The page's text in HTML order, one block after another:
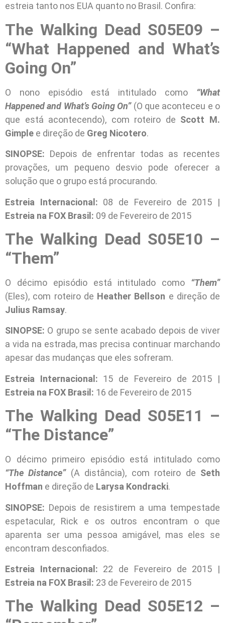
estreia tanto nos EUA quanto no Brasil. Confira:
The Walking Dead S05E09 –
“What Happened and What’s
Going On”
O nono episódio está intitulado como “What
Happened and What’s Going On”(O que aconteceu e o
que está acontecendo), com roteiro de Scott M.
Gimple e direção de Greg Nicotero.
SINOPSE: Depois de enfrentar todas as recentes
provações, um pequeno desvio pode oferecer a
solução que o grupo está procurando.
Estreia Internacional: 08 de Fevereiro de 2015 |
Estreia na FOX Brasil: 09 de Fevereiro de 2015
The Walking Dead S05E10 –
“Them”
O décimo episódio está intitulado como “Them”
(Eles), com roteiro de Heather Bellson e direção de
Julius Ramsay.
SINOPSE: O grupo se sente acabado depois de viver
a vida na estrada, mas precisa continuar marchando
apesar das mudanças que eles sofreram.
Estreia Internacional: 15 de Fevereiro de 2015 |
Estreia na FOX Brasil: 16 de Fevereiro de 2015
The Walking Dead S05E11 –
“The Distance”
O décimo primeiro episódio está intitulado como
“The Distance”(A distância), com roteiro de Seth
Hoffman e direção de Larysa Kondracki.
SINOPSE: Depois de resistirem a uma tempestade
espetacular, Rick e os outros encontram o que
aparenta ser uma pessoa amigável, mas eles se
encontram desconfiados.
Estreia Internacional: 22 de Fevereiro de 2015 |
Estreia na FOX Brasil: 23 de Fevereiro de 2015
The Walking Dead S05E12 –